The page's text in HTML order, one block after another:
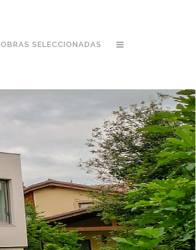
OBRAS SELECCIONADAS